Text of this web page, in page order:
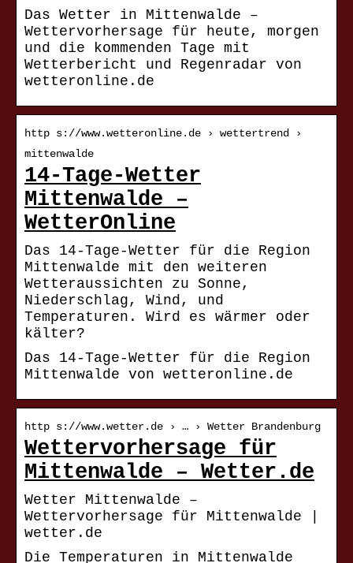
Das Wetter in Mittenwalde –
Wettervorhersage für heute, morgen
und die kommenden Tage mit
Wetterbericht und Regenradar von
wetteronline.de
http s://www.wetteronline.de › wettertrend ›
mittenwalde
14-Tage-Wetter
Mittenwalde –
WetterOnline
Das 14-Tage-Wetter für die Region
Mittenwalde mit den weiteren
Wetteraussichten zu Sonne,
Niederschlag, Wind, und
Temperaturen. Wird es wärmer oder
kälter?
Das 14-Tage-Wetter für die Region
Mittenwalde von wetteronline.de
http s://www.wetter.de › … › Wetter Brandenburg
Wettervorhersage für
Mittenwalde – Wetter.de
Wetter Mittenwalde –
Wettervorhersage für Mittenwalde |
wetter.de
Die Temperaturen in Mittenwalde